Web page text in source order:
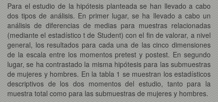
Para el estudio de la hipótesis planteada se han llevado a cabo
dos tipos de análisis. En primer lugar, se ha llevado a cabo un
análisis de diferencias de medias para muestras relacionadas
(mediante el estadístico t de Student) con el fin de valorar, a nivel
general, los resultados para cada una de las cinco dimensiones
de la escala entre los momentos pretest y postest. En segundo
lugar, se ha contrastado la misma hipótesis para las submuestras
de mujeres y hombres. En la tabla 1 se muestran los estadísticos
descriptivos de los dos momentos del estudio, tanto para la
muestra total como para las submuestras de mujeres y hombres.